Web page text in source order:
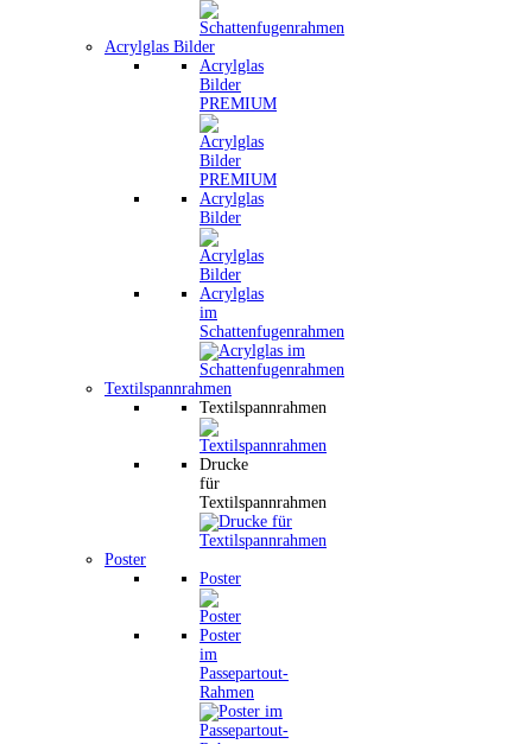
Acrylglas Bilder
Acrylglas
Bilder
PREMIUM
Acrylglas
Bilder
Acrylglas
im
Schattenfugenrahmen
Textilspannrahmen
Textilspannrahmen
Drucke
für
Textilspannrahmen
Poster
Poster
Poster
im
Passepartout-
Rahmen